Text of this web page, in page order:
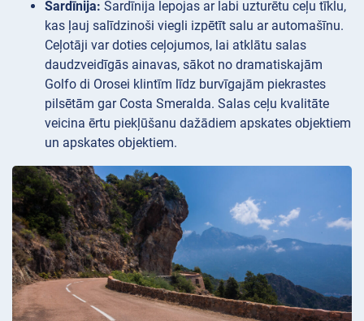
Sardīnija: Sardīnija lepojas ar labi uzturētu ceļu tīklu,
kas ļauj salīdzinoši viegli izpētīt salu ar automašīnu.
Ceļotāji var doties ceļojumos, lai atklātu salas
daudzveidīgās ainavas, sākot no dramatiskajām
Golfo di Orosei klintīm līdz burvīgajām piekrastes
pilsētām gar Costa Smeralda. Salas ceļu kvalitāte
veicina ērtu piekļūšanu dažādiem apskates objektiem
un apskates objektiem.